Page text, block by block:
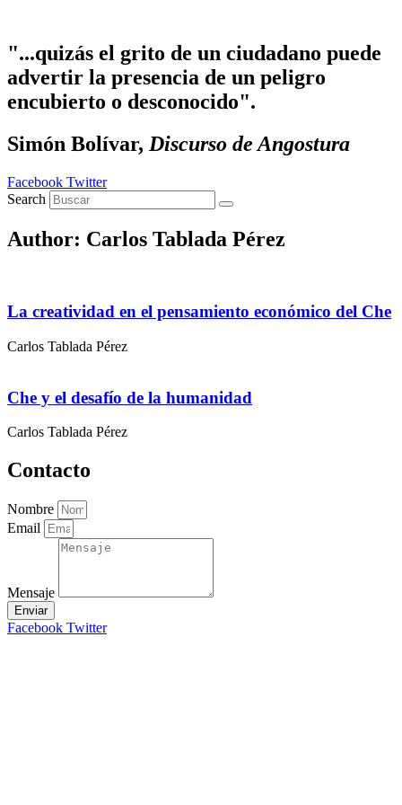
"...quizás el grito de un ciudadano puede
advertir la presencia de un peligro
encubierto o desconocido".
Simón Bolívar, Discurso de Angostura
Facebook Twitter
Search
Author: Carlos Tablada Pérez
La creatividad en el pensamiento económico del Che
Carlos Tablada Pérez
Che y el desafío de la humanidad
Carlos Tablada Pérez
Contacto
Nombre
Email
Mensaje
Enviar
Facebook Twitter